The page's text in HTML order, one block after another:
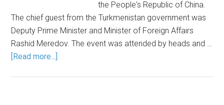
the People's Republic of China.
The chief guest from the Turkmenistan government was
Deputy Prime Minister and Minister of Foreign Affairs
Rashid Meredov. The event was attended by heads and …
[Read more...]